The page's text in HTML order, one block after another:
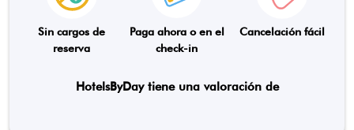
Sin cargos de
reserva
Paga ahora o en el
check-in
Cancelación fácil
HotelsByDay tiene una valoración de